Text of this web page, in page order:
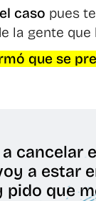
caso pues
la gente que
que se
cancelar
a estar
pido que